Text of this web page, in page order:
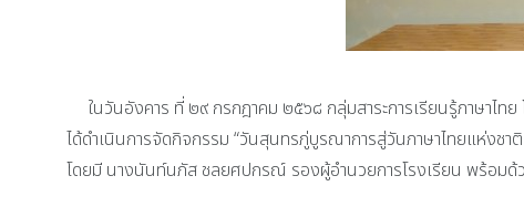
ในวันอังคาร ที่ ๒๙ กรกฎาคม ๒๕๖๘ กลุ่มสาระการเรียนรู้ภาษาไท
ได้ดำเนินการจัดกิจกรรม “วันสุนทรภู่บูรณาการสู่วันภาษาไทยแห่งชา
โดยมี นางนันท์นภัส ชลยศปกรณ์ รองผู้อำนวยการโรงเรียน พร้อมด้